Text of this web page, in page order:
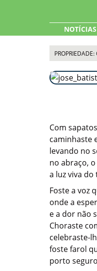
NOTÍCIAS
Com
caminhaste
levando no
no abraço,
a luz viva do
Foste a voz
onde a
e a dor não
Choraste
celebraste-
foste farol
porto